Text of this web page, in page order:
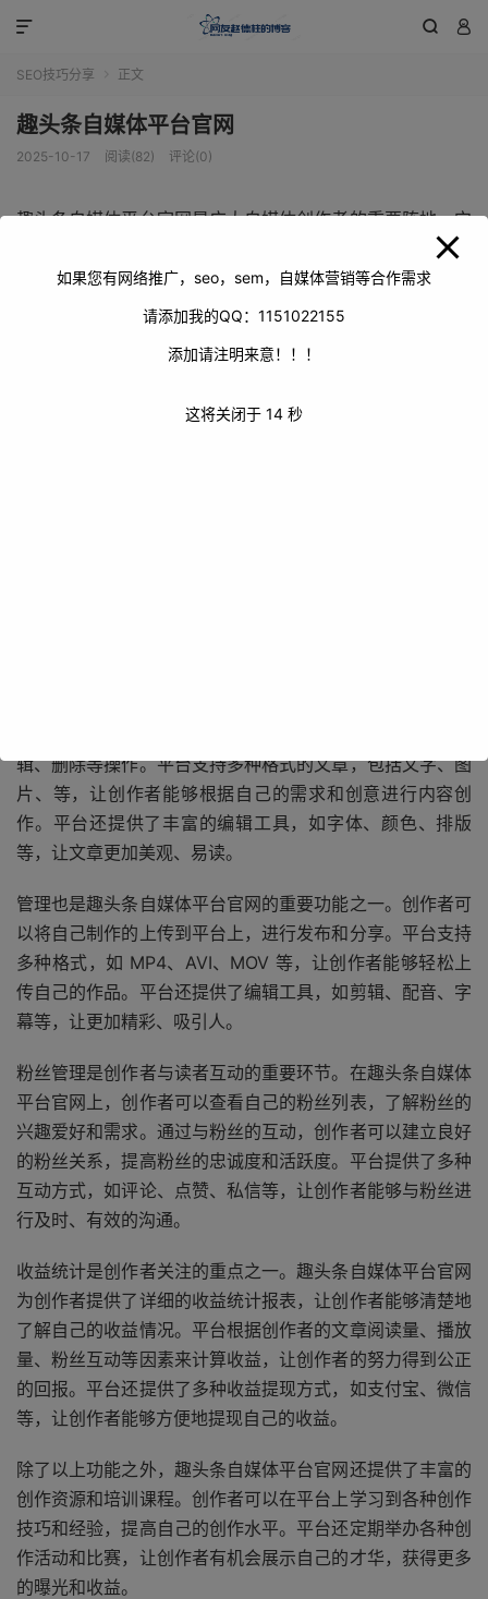
 

SEO技巧分享 正文
趣头条自媒体平台官网
2025-10-17 阅读(82) 评论(0)
趣头条自媒体平台官网是广大自媒体创作者的重要阵地，它
为创作者提供了丰富的功能和广阔的发展空间。在这里，创
作者可以尽情展现自己的才华，与读者互动，实现自我价
辑、删除等操作。平台支持多种格式的文章，包括文字、图
片、等，让创作者能够根据自己的需求和创意进行内容创
作。平台还提供了丰富的编辑工具，如字体、颜色、排版
等，让文章更加美观、易读。
管理也是趣头条自媒体平台官网的重要功能之一。创作者可
以将自己制作的上传到平台上，进行发布和分享。平台支持
多种格式，如 MP4、AVI、MOV 等，让创作者能够轻松上
传自己的作品。平台还提供了编辑工具，如剪辑、配音、字
幕等，让更加精彩、吸引人。
粉丝管理是创作者与读者互动的重要环节。在趣头条自媒体
平台官网上，创作者可以查看自己的粉丝列表，了解粉丝的
兴趣爱好和需求。通过与粉丝的互动，创作者可以建立良好
的粉丝关系，提高粉丝的忠诚度和活跃度。平台提供了多种
互动方式，如评论、点赞、私信等，让创作者能够与粉丝进
行及时、有效的沟通。
收益统计是创作者关注的重点之一。趣头条自媒体平台官网
为创作者提供了详细的收益统计报表，让创作者能够清楚地
了解自己的收益情况。平台根据创作者的文章阅读量、播放
量、粉丝互动等因素来计算收益，让创作者的努力得到公正
的回报。平台还提供了多种收益提现方式，如支付宝、微信
等，让创作者能够方便地提现自己的收益。
除了以上功能之外，趣头条自媒体平台官网还提供了丰富的
创作资源和培训课程。创作者可以在平台上学习到各种创作
技巧和经验，提高自己的创作水平。平台还定期举办各种创
作活动和比赛，让创作者有机会展示自己的才华，获得更多
的曝光和收益。
如果您有网络推广，seo，sem，自媒体营销等合作需求
请添加我的QQ：1151022155
添加请注明来意！！！
这将关闭于 14 秒